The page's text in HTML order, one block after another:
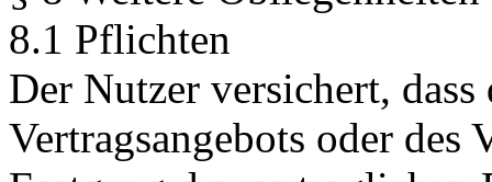
8.1 Pflichten
Der Nutzer versichert,
Vertragsangebots oder des